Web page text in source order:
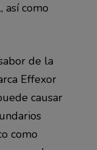
así como
de la
Effexor
causar
como